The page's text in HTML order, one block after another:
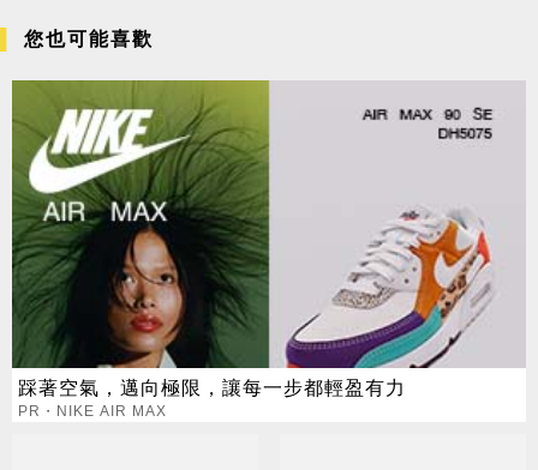
您也可能喜歡
踩著空氣，邁向極限，讓每一步都輕盈有力
PR・NIKE AIR MAX